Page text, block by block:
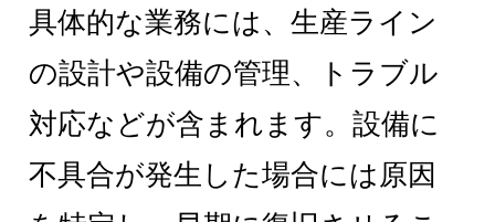
具体的な業務には、生産ライン
の設計や設備の管理、トラブル
対応などが含まれます。設備に
不具合が発生した場合には原因